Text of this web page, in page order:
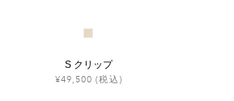
S クリップ
¥49,500 (税込)